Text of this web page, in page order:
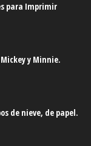
para Imprimir
y Minnie.
de nieve, de papel.